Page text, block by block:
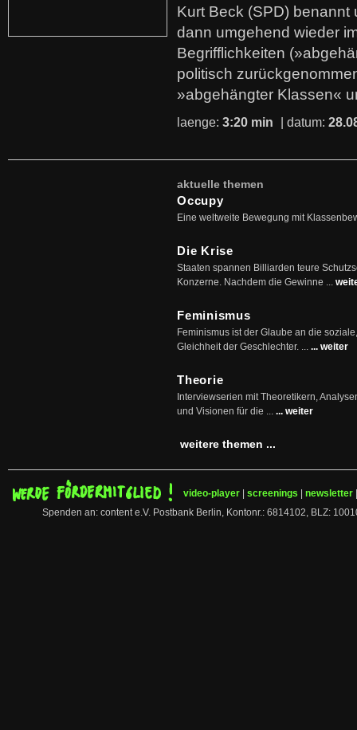
Kurt Beck (SPD)
dann umgehend wieder
Begrifflichkeiten
politisch
»abgehängter Klassen«
laenge: 3:20 min | datum:
aktuelle themen
Occupy
Eine weltweite Bewegung mit
Die Krise
Staaten spannen Billiarden teure
Konzerne. Nachdem die Gewinne ...
Feminismus
Feminismus ist der Glaube an die
Gleichheit der Geschlechter. ... ... weiter
Theorie
Interviewserien mit Theoretikern,
und Visionen für die ... ... weiter
weitere themen ...
video-player screenings newsletter
Spenden an: content e.V. Postbank Berlin, Kontonr.: 6814102, BLZ: